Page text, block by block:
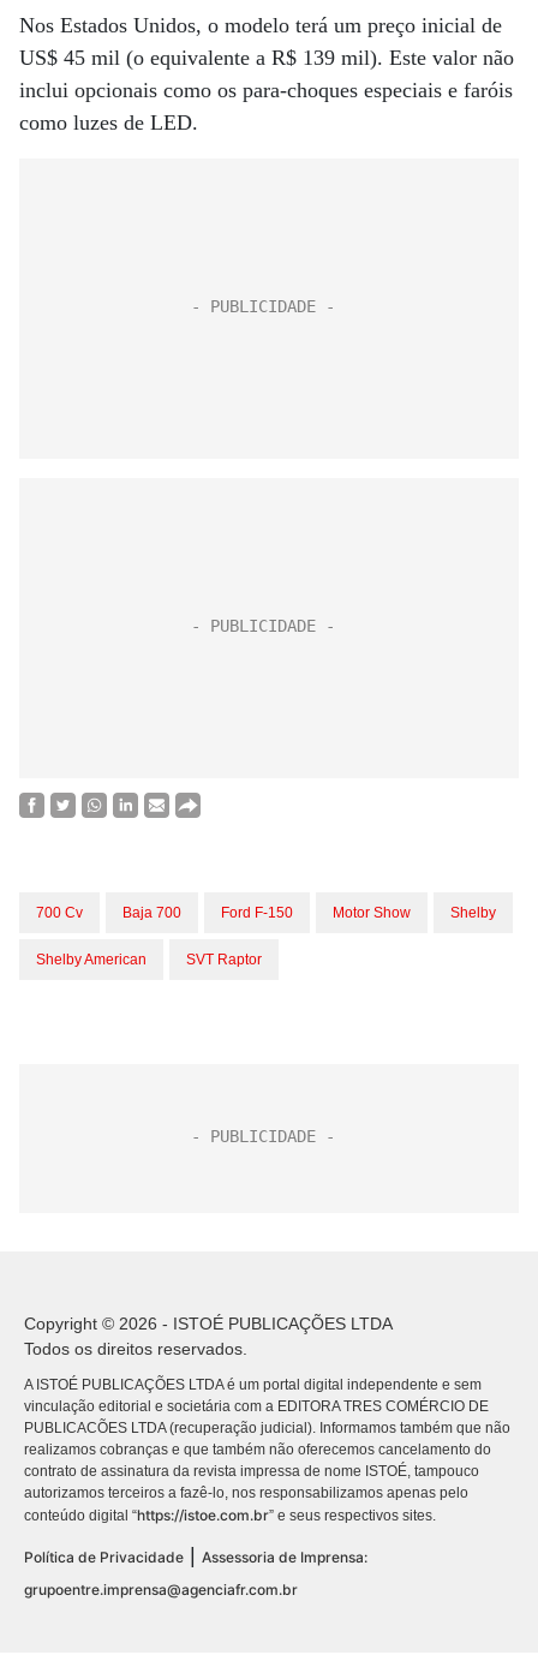
Nos Estados Unidos, o modelo terá um preço inicial de
US$ 45 mil (o equivalente a R$ 139 mil). Este valor não
inclui opcionais como os para-choques especiais e faróis
como luzes de LED.
700 Cv Baja 700 Ford F-150 Motor Show Shelby
Shelby American SVT Raptor
Copyright © 2026 - ISTOÉ PUBLICAÇÕES LTDA
Todos os direitos reservados.
A ISTOÉ PUBLICAÇÕES LTDA é um portal digital independente e sem
vinculação editorial e societária com a EDITORA TRES COMÉRCIO DE
PUBLICACÕES LTDA (recuperação judicial). Informamos também que não
realizamos cobranças e que também não oferecemos cancelamento do
contrato de assinatura da revista impressa de nome ISTOÉ, tampouco
autorizamos terceiros a fazê-lo, nos responsabilizamos apenas pelo
conteúdo digital “https://istoe.com.br” e seus respectivos sites.
Política de Privacidade
Assessoria de Imprensa:
grupoentre.imprensa@agenciafr.com.br